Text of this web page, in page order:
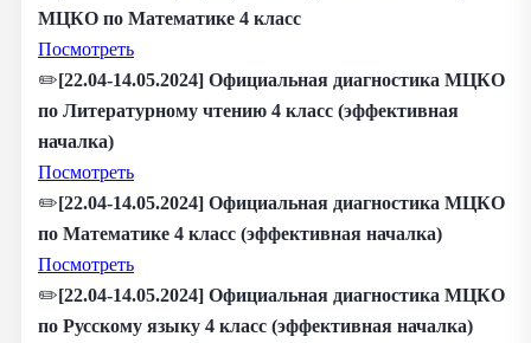
МЦКО по Математике 4 класс
Посмотреть
✏️[22.04-14.05.2024] Официальная диагностика МЦКО
по Литературному чтению 4 класс (эффективная
началка)
Посмотреть
✏️[22.04-14.05.2024] Официальная диагностика МЦКО
по Математике 4 класс (эффективная началка)
Посмотреть
✏️[22.04-14.05.2024] Официальная диагностика МЦКО
по Русскому языку 4 класс (эффективная началка)